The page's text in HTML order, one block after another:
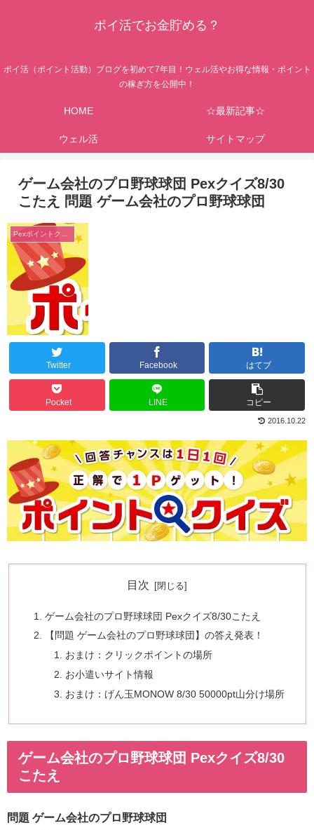
ポイ活でお金貯める？
ポイ活（ポイント活動）ブログを初めて7年目！ウェル活やお得な情報・ポイント
の稼ぎ方を公開中！
HOME ☆最新記事☆
ウェル活 サイトマップ
ゲーム会社のプロ野球球団 Pexクイズ8/30
こたえ 問題 ゲーム会社のプロ野球球団
Pexポイントクイズ
Twitter Facebook はてブ
Pocket LINE コピー
2016.10.22
目次
ゲーム会社のプロ野球球団 Pexクイズ8/30こたえ
【問題 ゲーム会社のプロ野球球団】の答え発表！
おまけ：クリックポイントの場所
お小遣いサイト情報
おまけ：げん玉MONOW 8/30 50000pt山分け場所
ゲーム会社のプロ野球球団 Pexクイズ8/30
こたえ
問題 ゲーム会社のプロ野球球団